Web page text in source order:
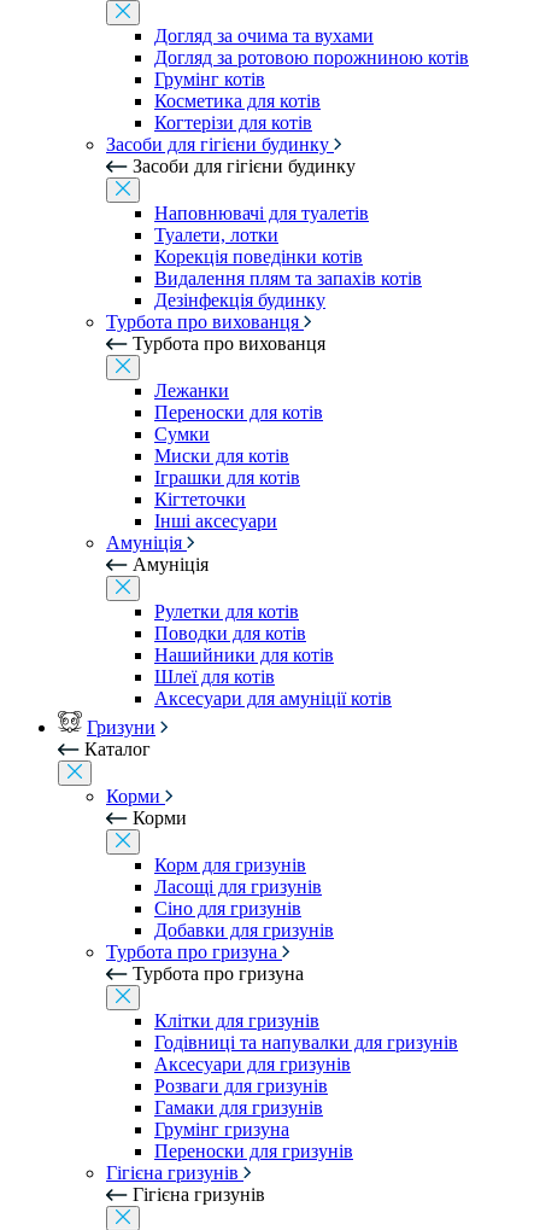
Догляд за очима та вухами
Догляд за ротовою порожниною котів
Грумінг котів
Косметика для котів
Когтерізи для котів
Засоби для гігієни будинку
Засоби для гігієни будинку
Наповнювачі для туалетів
Туалети, лотки
Корекція поведінки котів
Видалення плям та запахів котів
Дезінфекція будинку
Турбота про вихованця
Турбота про вихованця
Лежанки
Переноски для котів
Сумки
Миски для котів
Іграшки для котів
Кігтеточки
Інші аксесуари
Амуніція
Амуніція
Рулетки для котів
Поводки для котів
Нашийники для котів
Шлеї для котів
Аксесуари для амуніції котів
Гризуни
Каталог
Корми
Корми
Корм для гризунів
Ласощі для гризунів
Сіно для гризунів
Добавки для гризунів
Турбота про гризуна
Турбота про гризуна
Клітки для гризунів
Годівниці та напувалки для гризунів
Аксесуари для гризунів
Розваги для гризунів
Гамаки для гризунів
Грумінг гризуна
Переноски для гризунів
Гігієна гризунів
Гігієна гризунів